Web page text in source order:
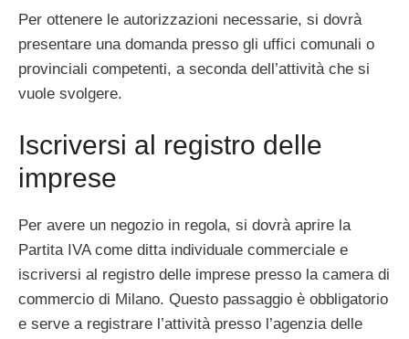
Per ottenere le autorizzazioni necessarie, si dovrà
presentare una domanda presso gli uffici comunali o
provinciali competenti, a seconda dell’attività che si
vuole svolgere.
Iscriversi al registro delle
imprese
Per avere un negozio in regola, si dovrà aprire la
Partita IVA come ditta individuale commerciale e
iscriversi al registro delle imprese presso la camera di
commercio di Milano. Questo passaggio è obbligatorio
e serve a registrare l’attività presso l’agenzia delle